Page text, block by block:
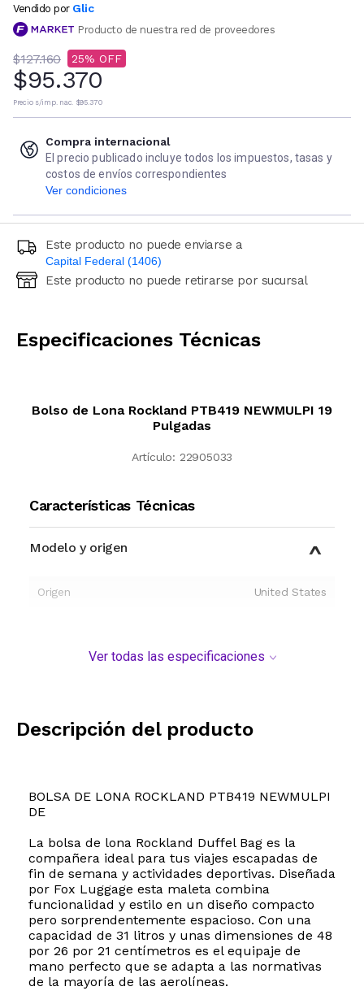
Vendido por Glic
Producto de nuestra red de proveedores
$127.160 25
$95.370
Precio s/imp. nac. $95.370
Compra internacional
El precio publicado incluye todos los impuestos, tasas y
costos de envíos correspondientes
Ver condiciones
Este producto no puede enviarse a
Capital Federal (1406)
Ingresá código postal (sólo números)
Este producto no puede retirarse por sucursal
Especificaciones Técnicas
Bolso de Lona Rockland PTB419 NEWMULPI 19
Pulgadas
Artículo: 22905033
Características Técnicas
Modelo y origen
Origen United States
Ver todas las especificaciones
Descripción del producto
BOLSA DE LONA ROCKLAND PTB419 NEWMULPI
DE
La bolsa de lona Rockland Duffel Bag es la
compañera ideal para tus viajes escapadas de
fin de semana y actividades deportivas. Diseñada
por Fox Luggage esta maleta combina
funcionalidad y estilo en un diseño compacto
pero sorprendentemente espacioso. Con una
capacidad de 31 litros y unas dimensiones de 48
por 26 por 21 centímetros es el equipaje de
mano perfecto que se adapta a las normativas
de la mayoría de las aerolíneas.